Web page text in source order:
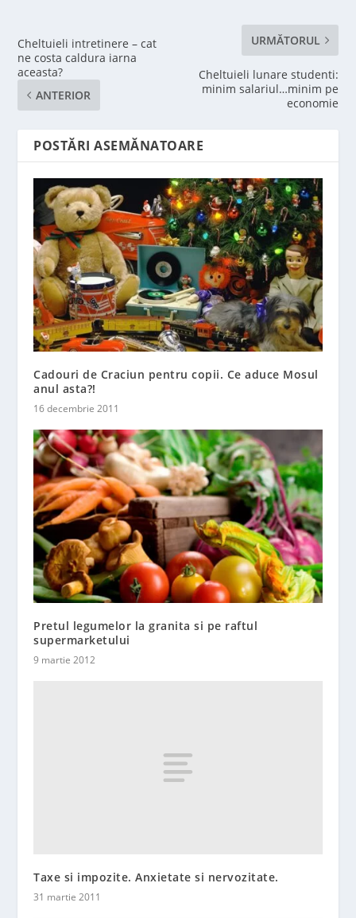
Cheltuieli intretinere – cat
ne costa caldura iarna
aceasta?
ANTERIOR
URMĂTORUL
Cheltuieli lunare studenti:
minim salariul…minim pe
economie
POSTĂRI ASEMĂNATOARE
Cadouri de Craciun pentru copii. Ce aduce Mosul
anul asta?!
16 decembrie 2011
Pretul legumelor la granita si pe raftul
supermarketului
9 martie 2012
Taxe si impozite. Anxietate si nervozitate.
31 martie 2011